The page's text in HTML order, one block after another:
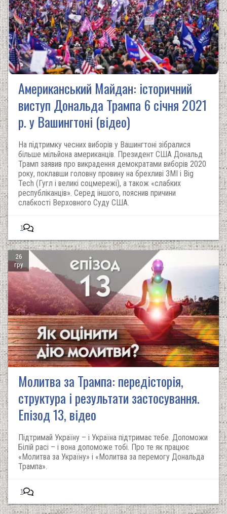
Американський Майдан: історичний
виступ Дональда Трампа 6 січня 2021
р. у Вашингтоні (відео)
На підтримку чесних виборів у Вашингтоні зібралися
більше мільйона американців. Президент США Дональд
Трамп заявив про викрадення демократами виборів 2020
року, поклавши головну провину на брехливі ЗМІ і Big
Tech (Гугл і великі соцмережі), а також «слабких
республіканців». Серед іншого, пояснив причини
слабкості Верховного Суду США.
1
26
гру
Молитва за Трампа: передісторія,
структура і результати застосування.
Епізод 13, відео
Підтримай Україну – і Україна підтримає тебе. Допоможи
Білій расі – і вона допоможе тобі. Про те як працює
«Молитва за Україну» і «Молитва за перемогу Дональда
Трампа».
1